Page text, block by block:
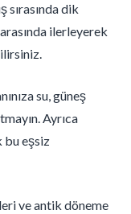
dik
ilerleyerek
su, güneş
Ayrıca
bu eşsiz
ve antik döneme